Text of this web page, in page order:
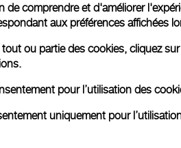
respectent la tradition
ondoyant et transparent, offre
cuivrés et des comptoirs boisés
: Boutique Panerai Tsim
comprendre et d'améliorer
aux préférences affichées
ou partie des cookies, cliquez
pour l’utilisation des
uniquement pour